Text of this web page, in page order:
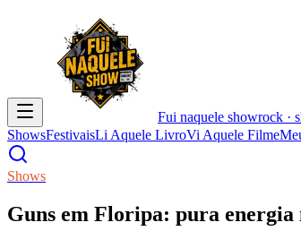
Fui naquele showrock ·
ShowsFestivaisLi Aquele LivroVi Aquele Filme
Shows
Guns em Floripa: pura